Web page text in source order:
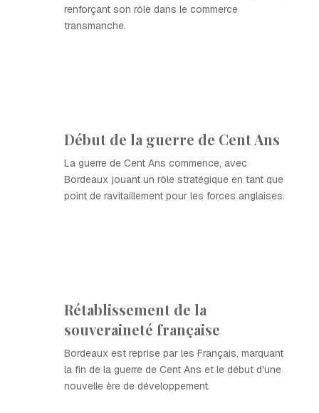
renforçant son rôle dans le commerce
transmanche.
Début de la guerre de Cent Ans
La guerre de Cent Ans commence, avec
Bordeaux jouant un rôle stratégique en tant que
point de ravitaillement pour les forces anglaises.
Rétablissement de la
souveraineté française
Bordeaux est reprise par les Français, marquant
la fin de la guerre de Cent Ans et le début d'une
nouvelle ère de développement.